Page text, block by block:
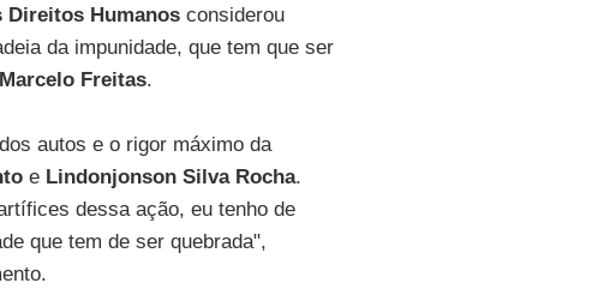
Direitos Humanosconsiderou
da impunidade, que tem que ser
Marcelo Freitas.
autos e o rigor máximo da
e Lindonjonson Silva Rocha.
dessa ação, eu tenho de
que tem de ser quebrada",